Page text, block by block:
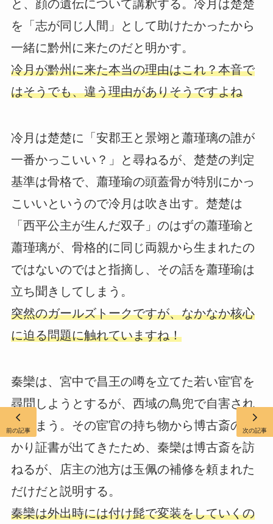
と、顔の遺伝について講釈する。冷月は楚楚
を「志が同じ人間」として助けたかったから
一緒に黔州に来たのだと明かす。
冷月が黔州に来た本当の理由はこれ？本音で
はそうでも、違う理由がありそうですよね
冷月は楚楚に「安郡王と景翊と蕭瑾璃の誰が
一番かっこいい？」と尋ねるが、楚楚の判定
基準は骨格で、蕭瑾瑜の頭蓋骨が特別にかっ
こいいというので冷月は吹き出す。楚楚は
「西平公主が生んだ双子」のはずの蕭瑾瑜と
蕭瑾璃が、骨格的に同じ両親から生まれたの
ではないのではと指摘し、その話を蕭瑾瑜は
立ち聞きしてしまう。
突然のガールズトークですが、なかなか核心
に迫る問題に触れていますね！
秦欒は、宮中で昌王の噂を立てた若い宦官を
尋問しようとするが、西域の鳥兜で自害され
てしまう。その宦官の持ち物から博古斎の預
かり証書が出てきたため、秦欒は博古斎を訪
ねるが、店主の池方は玉佩の補修を頼まれた
だけだと説明する。
秦欒は外出時には付け髭で変装をしていくの
前の記事 次の記事